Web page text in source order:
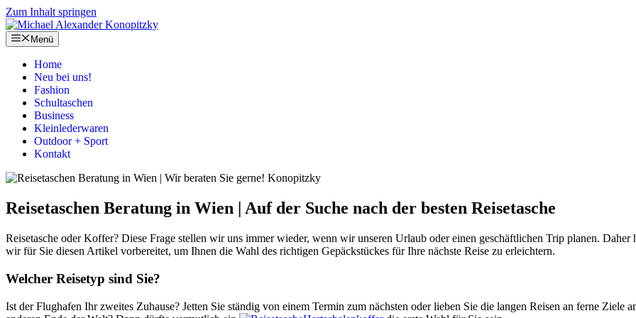
Zum Inhalt springen
Menü
Home
Neu bei uns!
Fashion
Schultaschen
Business
Kleinlederwaren
Outdoor + Sport
Kontakt
Reisetaschen Beratung in Wien | Auf der Suche nach der besten Reisetasche
Reisetasche oder Koffer? Diese Frage stellen wir uns immer wieder, wenn wir unseren Urlaub oder einen geschäftlichen Trip planen. Daher
wir für Sie diesen Artikel vorbereitet, um Ihnen die Wahl des richtigen Gepäckstückes für Ihre nächste Reise zu erleichtern.
Welcher Reisetyp sind Sie?
Ist der Flughafen Ihr zweites Zuhause? Jetten Sie ständig von einem Termin zum nächsten oder lieben Sie die langen Reisen an ferne Ziele